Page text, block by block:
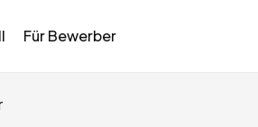
Für Bewerber